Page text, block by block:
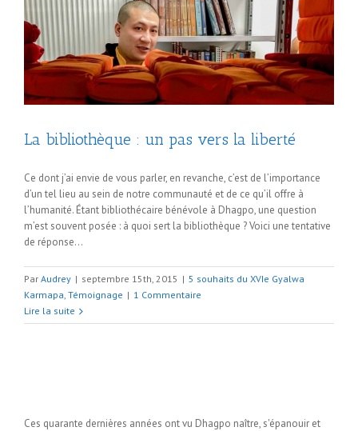
La bibliothèque : un pas vers la liberté
Ce dont j’ai envie de vous parler, en revanche, c’est de l’importance
d’un tel lieu au sein de notre communauté et de ce qu’il offre à
l’humanité. Étant bibliothécaire bénévole à Dhagpo, une question
m’est souvent posée : à quoi sert la bibliothèque ? Voici une tentative
de réponse…
Par Audrey | septembre 15th, 2015 | 5 souhaits du XVIe Gyalwa
Karmapa Témoignage | 1 Commentaire
Lire la suite
Ces quarante dernières années ont vu Dhagpo naître, s'épanouir et